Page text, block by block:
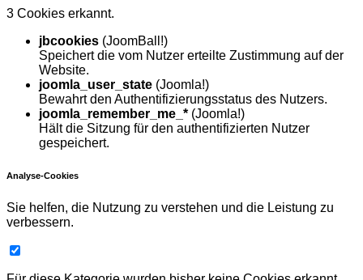
3 Cookies erkannt.
jbcookies (JoomBall!)
Speichert die vom Nutzer erteilte Zustimmung auf der
Website.
joomla_user_state (Joomla!)
Bewahrt den Authentifizierungsstatus des Nutzers.
joomla_remember_me_* (Joomla!)
Hält die Sitzung für den authentifizierten Nutzer
gespeichert.
Analyse-Cookies
Sie helfen, die Nutzung zu verstehen und die Leistung zu
verbessern.